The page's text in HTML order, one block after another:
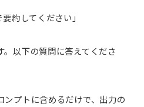
約してください」
。以下の質問に答えてくださ
ンプトに含めるだけで、出力の